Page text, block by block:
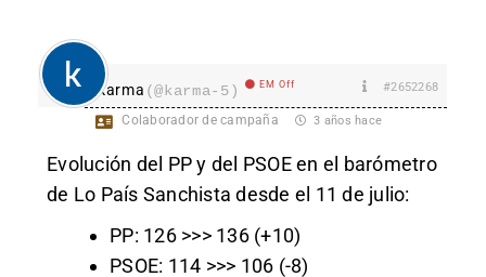
karma (@karma-5) EM Off #2652268
Colaborador de campaña 3 años hace
Evolución del PP y del PSOE en el barómetro
de Lo País Sanchista desde el 11 de julio:
PP: 126 >>> 136 (+10)
PSOE: 114 >>> 106 (-8)